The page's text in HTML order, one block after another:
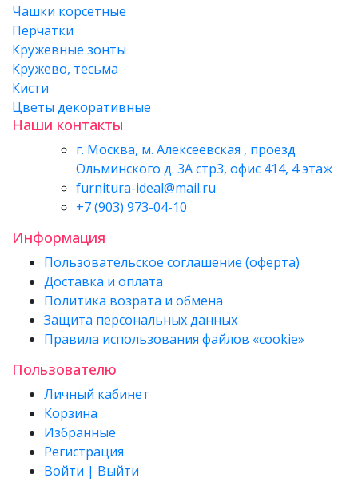
Чашки корсетные
Перчатки
Кружевные зонты
Кружево, тесьма
Кисти
Цветы декоративные
Наши контакты
г. Москва, м. Алексеевская , проезд
Ольминского д. 3А стр3, офис 414, 4 этаж
furnitura-ideal@mail.ru
+7 (903) 973-04-10
Информация
Пользовательское соглашение (оферта)
Доставка и оплата
Политика возрата и обмена
Защита персональных данных
Правила использования файлов «cookie»
Пользователю
Личный кабинет
Корзина
Избранные
Регистрация
Войти | Выйти